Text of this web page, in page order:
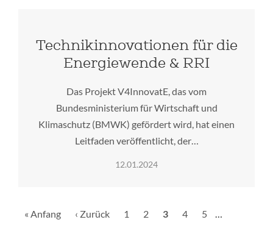
Technikinnovationen für die
Energiewende & RRI
Das Projekt V4InnovatE, das vom
Bundesministerium für Wirtschaft und
Klimaschutz (BMWK) gefördert wird, hat einen
Leitfaden veröffentlicht, der…
12.01.2024
Erste
« Anfang
Vorherige
‹ Zurück Seite
1 Seite
2
Aktuelle
3 Seite
4 Seite
5 …